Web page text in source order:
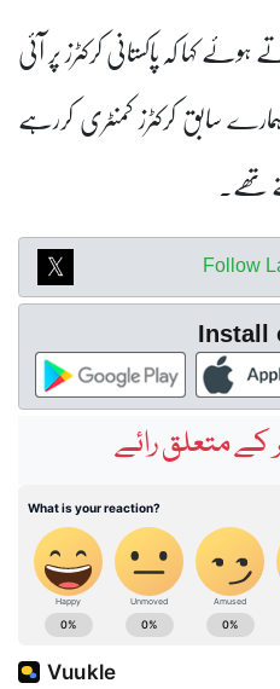
کہا کہ پاکستانی کرکٹرز پر آئی
سابق کرکٹرز کمنٹری کررہے
تھے۔
Follow
Install
متعلق رائے